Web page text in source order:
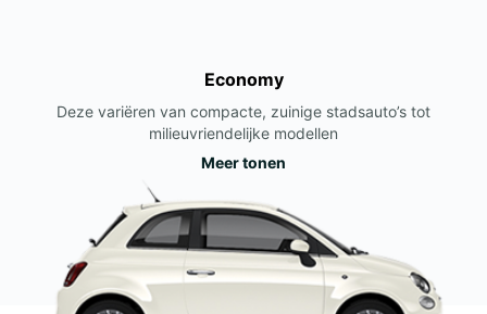
Economy
Deze variëren van compacte, zuinige stadsauto’s tot
milieuvriendelijke modellen
Meer tonen